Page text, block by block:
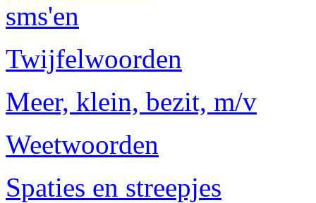
sms'en
Twijfelwoorden
Meer, klein, bezit, m/v
Weetwoorden
Spaties en streepjes